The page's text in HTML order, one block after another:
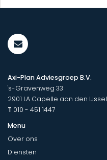
Axi-Plan Adviesgroep B.V.
's-Gravenweg 33
2901 LA Capelle aan den IJssel
T 010 - 451 1447
Menu
Over ons
Diensten